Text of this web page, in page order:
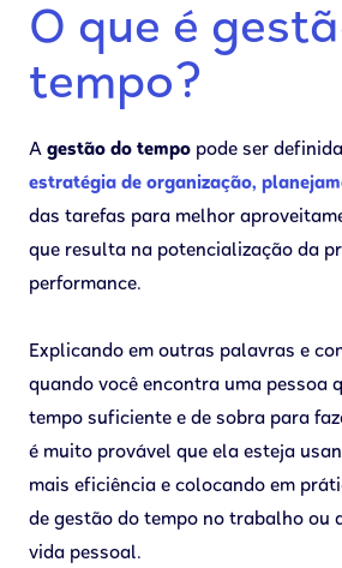
‍O que é
tempo?
A gestão do tempo pode ser
estratégia de organização,
das tarefas para melhor
que resulta na potencialização da
performance.
Explicando em outras palavras e
quando você encontra uma pessoa
tempo suficiente e de sobra para
é muito provável que ela esteja
mais eficiência e colocando em
de gestão do tempo no trabalho ou
vida pessoal.